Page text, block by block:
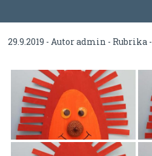
29.9.2019 - Autoradmin - Rubrika -